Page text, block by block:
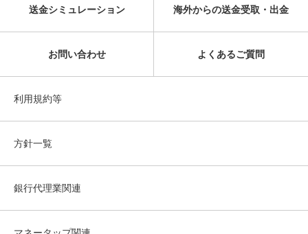
送金シミュレーション 海外からの送金受取・出金
お問い合わせ よくあるご質問
利用規約等
方針一覧
銀行代理業関連